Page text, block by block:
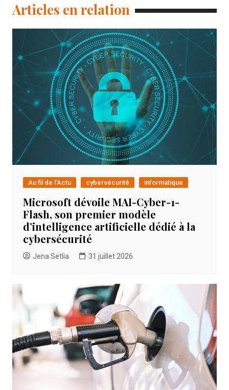
Articles en relation
Au fil de l'Actu cybersécurité informatique
Microsoft dévoile MAI-Cyber-1-
Flash, son premier modèle
d’intelligence artificielle dédié à la
cybersécurité
Jena Setlia 31 juillet 2026